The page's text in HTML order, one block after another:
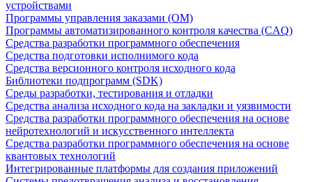
устройствами
Программы управления заказами (OM)
Программы автоматизированного контроля качества (CAQ)
Средства разработки программного обеспечения
Средства подготовки исполнимого кода
Средства версионного контроля исходного кода
Библиотеки подпрограмм (SDK)
Среды разработки, тестирования и отладки
Средства анализа исходного кода на закладки и уязвимости
Средства разработки программного обеспечения на основе
нейротехнологий и искусственного интеллекта
Средства разработки программного обеспечения на основе
квантовых технологий
Интегрированные платформы для создания приложений